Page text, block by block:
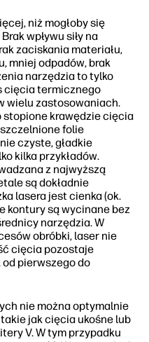
niż mogłoby się
wpływu siły na
zaciskania materiału,
mniej odpadów, brak
narzędzia to tylko
cięcia termicznego
wielu zastosowaniach.
stopione krawędzie cięcia
folie
czyste, gładkie
kilka przykładów.
z najwyższą
są dokładnie
lasera jest cienka (ok.
kontury są wycinane bez
narzędzia. W
obróbki, laser nie
cięcia pozostaje
pierwszego do
nie można optymalnie
jak cięcia ukośne lub
V. W tym przypadku